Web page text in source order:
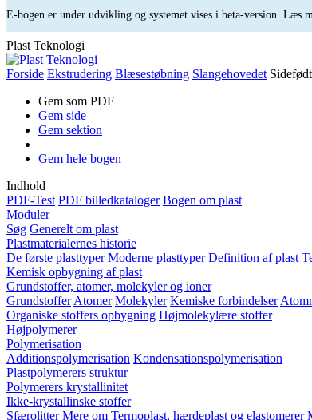
E-bogen er under udvikling og systemet vises i beta-version. Læs
Plast Teknologi
Forside Ekstrudering Blæsestøbning Slangehovedet
Gem som PDF
Gem side
Gem sektion
Gem hele bogen
Indhold
PDF-Test PDF billedkataloger Bogen om plast
Moduler
Søg Generelt om plast
Plastmaterialernes historie
De første plasttyper Moderne plasttyper Definition af plast
Kemisk opbygning af plast
Grundstoffer, atomer, molekyler og ioner
Grundstoffer Atomer Molekyler Kemiske forbindelser
Organiske stoffers opbygning Højmolekylære stoffer
Højpolymerer
Polymerisation
Additionspolymerisation Kondensationspolymerisation
Plastpolymerers struktur
Polymerers krystallinitet
Ikke-krystallinske stoffer
Sfærolitter Mere om Termoplast, hærdeplast og elastomerer